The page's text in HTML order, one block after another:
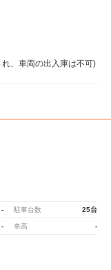
、車両の出入庫は不可)
- 駐車台数 25台
- 車高 -